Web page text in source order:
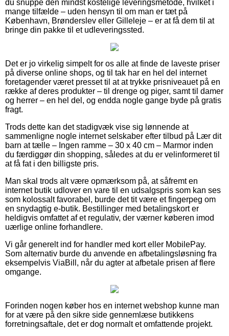
du snuppe den mindst kostelige leveringsmetode, hvilket i
mange tilfælde – uden hensyn til om man er tæt på
København, Brønderslev eller Gilleleje – er at få dem til at
bringe din pakke til et udleveringssted.
Det er jo virkelig simpelt for os alle at finde de laveste priser
på diverse online shops, og til tak har en hel del internet
foretagender været presset til at at trykke prisniveauet på en
række af deres produkter – til drenge og piger, samt til damer
og herrer – en hel del, og endda nogle gange byde på gratis
fragt.
Trods dette kan det stadigvæk vise sig lønnende at
sammenligne nogle internet selskaber efter tilbud på Lær dit
barn at tælle – Ingen ramme – 30 x 40 cm – Marmor inden
du færdiggør din shopping, således at du er velinformeret til
at få fat i den billigste pris.
Man skal trods alt være opmærksom på, at såfremt en
internet butik udlover en vare til en udsalgspris som kan ses
som kolossalt favorabel, burde det tit være et fingerpeg om
en snydagtig e-butik. Bestillinger med betalingskort er
heldigvis omfattet af et regulativ, der værner køberen imod
uærlige online forhandlere.
Vi går generelt ind for handler med kort eller MobilePay.
Som alternativ burde du anvende en afbetalingsløsning fra
eksempelvis ViaBill, når du agter at afbetale prisen af flere
omgange.
Forinden nogen køber hos en internet webshop kunne man
for at være på den sikre side gennemlæse butikkens
forretningsaftale, det er dog normalt et omfattende projekt.